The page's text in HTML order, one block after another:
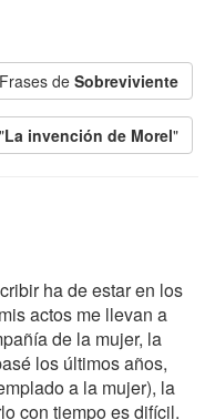
de Sobreviviente
La invención de Morel"
ha de estar en los
actos me llevan a
de la mujer, la
los últimos años,
a la mujer), la
con tiempo es difícil.